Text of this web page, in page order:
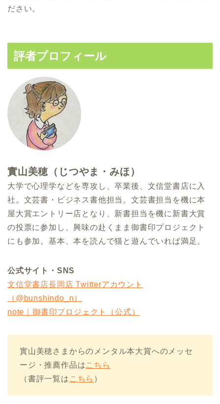
ださい。
評者プロフィール
實山美穂（じつやま・みほ）
大学で心理学などを専攻し、卒業後、文信堂書店に入
社。文芸書・ビジネス書他担当。文芸書担当を機に本
屋大賞エントリー店となり、新書担当を機に新書大賞
の投票に参加し、興味の赴くまま御書印プロジェクト
にも参加。基本、本を読んで猫と遊んでいれば満足。
公式サイト・SNS
文信堂書店長岡店 Twitterアカウント
（@bunshindo_n）
note｜御書印プロジェクト（公式）
實山美穂さまからのメンタル本大賞へのメッセ
ージ・推薦作品はこちら
（書評一覧は こちら ）